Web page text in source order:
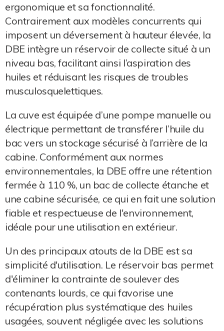
ergonomique et sa fonctionnalité.
Contrairement aux modèles concurrents qui
imposent un déversement à hauteur élevée, la
DBE intègre un réservoir de collecte situé à un
niveau bas, facilitant ainsi l’aspiration des
huiles et réduisant les risques de troubles
musculosquelettiques.
La cuve est équipée d’une pompe manuelle ou
électrique permettant de transférer l’huile du
bac vers un stockage sécurisé à l’arrière de la
cabine. Conformément aux normes
environnementales, la DBE offre une rétention
fermée à 110 %, un bac de collecte étanche et
une cabine sécurisée, ce qui en fait une solution
fiable et respectueuse de l'environnement,
idéale pour une utilisation en extérieur.
Un des principaux atouts de la DBE est sa
simplicité d'utilisation. Le réservoir bas permet
d'éliminer la contrainte de soulever des
contenants lourds, ce qui favorise une
récupération plus systématique des huiles
usagées, souvent négligée avec les solutions